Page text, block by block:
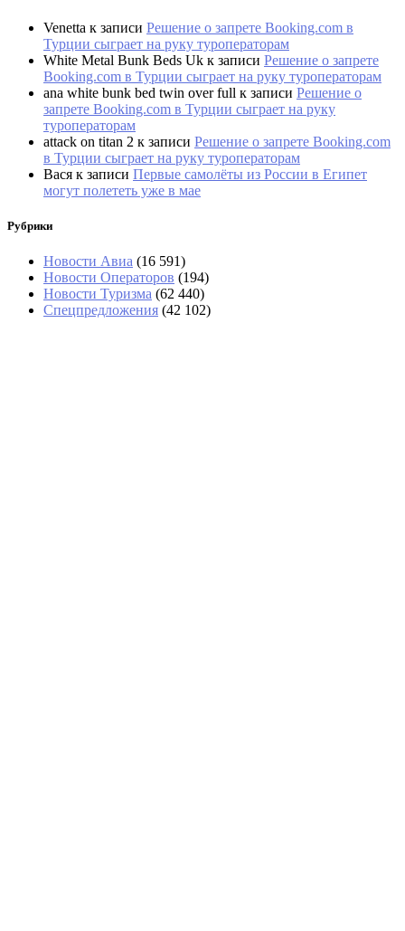
Venetta к записи Решение о запрете Booking.com в
Турции сыграет на руку туроператорам
White Metal Bunk Beds Uk к записи Решение о запрете
Booking.com в Турции сыграет на руку туроператорам
ana white bunk bed twin over full к записи Решение о
запрете Booking.com в Турции сыграет на руку
туроператорам
attack on titan 2 к записи Решение о запрете Booking.com
в Турции сыграет на руку туроператорам
Вася к записи Первые самолёты из России в Египет
могут полететь уже в мае
Рубрики
Новости Авиа (16 591)
Новости Операторов (194)
Новости Туризма (62 440)
Спецпредложения (42 102)